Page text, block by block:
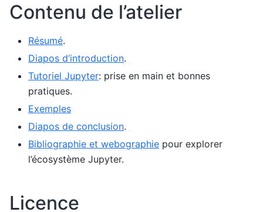
Contenu de l’atelier
Résumé.
Diapos d’introduction.
Tutoriel Jupyter: prise en main et bonnes
pratiques.
Exemples
Diapos de conclusion.
Bibliographie et webographie pour explorer
l’écosystème Jupyter.
Licence